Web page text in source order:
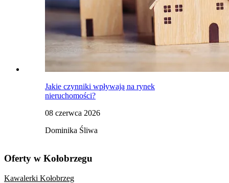
Jakie czynniki wpływają na rynek
nieruchomości?
08 czerwca 2026
Dominika Śliwa
Oferty w Kołobrzegu
Kawalerki Kołobrzeg